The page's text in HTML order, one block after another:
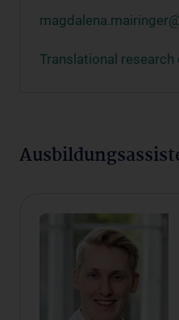
Translational